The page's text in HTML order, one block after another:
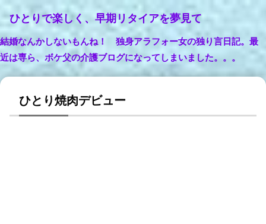
ひとりで楽しく、早期リタイアを夢見て
結婚なんかしないもんね！ 独身アラフォー女の独り言日記。最
近は専ら、ボケ父の介護ブログになってしまいました。。。
ひとり焼肉デビュー